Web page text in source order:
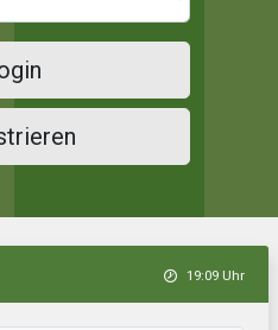
19:09 Uhr